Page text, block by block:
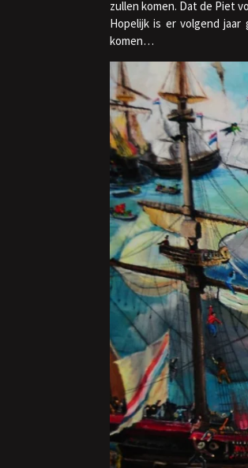
zullen komen. Dat de Piet
Hopelijk is er volgend
komen…